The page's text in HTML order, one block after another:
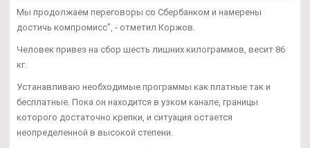
Мы продолжаем переговоры со Сбербанком и намерены
достичь компромисс", - отметил Коржов.
Человек привез на сбор шесть лишних килограммов, весит 86
кг.
Устанавливаю необходимые программы как платные так и
бесплатные. Пока он находится в узком канале, границы
которого достаточно крепки, и ситуация остается
неопределенной в высокой степени.